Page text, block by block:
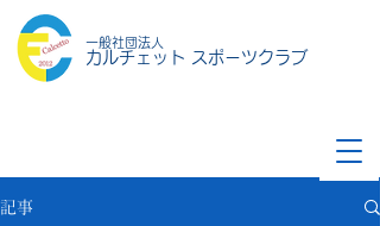
一般社団法人
カルチェット スポーツクラブ
記事